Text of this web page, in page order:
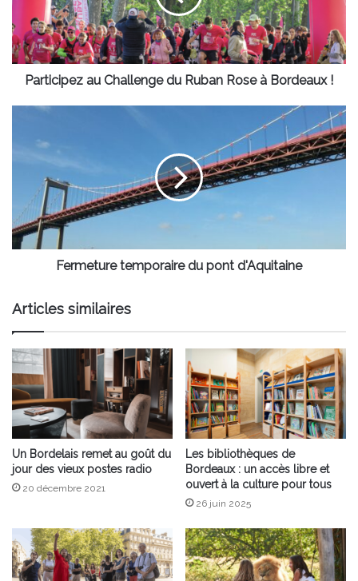
à
Bordeaux
!
Participez au Challenge du Ruban Rose à Bordeaux !
Fermeture
d'Aquitaine
Fermeture temporaire du pont d'Aquitaine
Articles similaires
Un Bordelais remet au goût du
jour des vieux postes radio
20 décembre 2021
Les bibliothèques de
Bordeaux : un accès libre et
ouvert à la culture pour tous
26 juin 2025